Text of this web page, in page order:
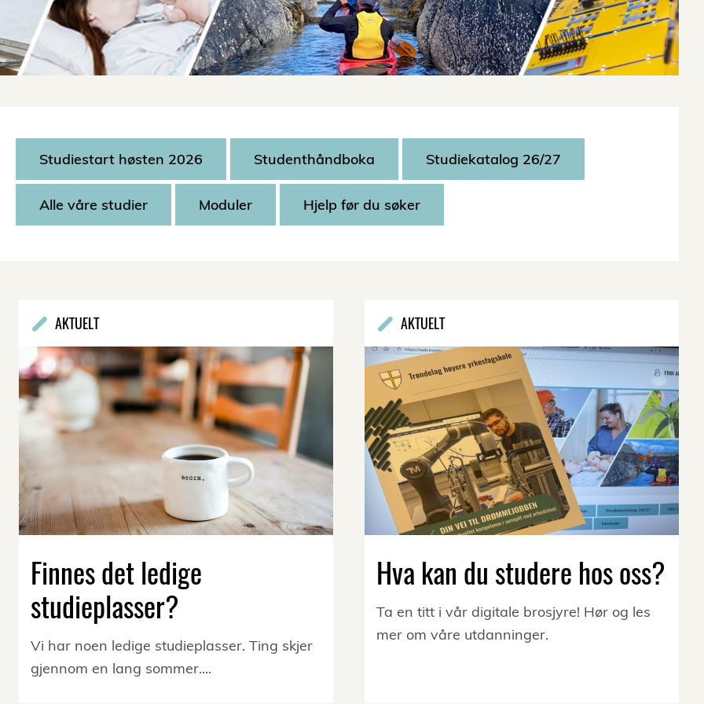
Studiestart høsten 2026 Studenthåndboka Studiekatalog 26/27
Alle våre studier Moduler Hjelp før du søker
AKTUELT
Finnes det ledige
studieplasser?
Vi har noen ledige studieplasser. Ting skjer
gjennom en lang sommer....
AKTUELT
Hva kan du studere hos oss?
Ta en titt i vår digitale brosjyre! Hør og les
mer om våre utdanninger.